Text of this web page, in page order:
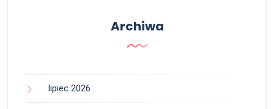
Archiwa
lipiec 2026